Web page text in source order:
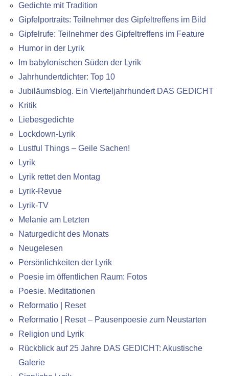
Gedichte mit Tradition
Gipfelportraits: Teilnehmer des Gipfeltreffens im Bild
Gipfelrufe: Teilnehmer des Gipfeltreffens im Feature
Humor in der Lyrik
Im babylonischen Süden der Lyrik
Jahrhundertdichter: Top 10
Jubiläumsblog. Ein Vierteljahrhundert DAS GEDICHT
Kritik
Liebesgedichte
Lockdown-Lyrik
Lustful Things – Geile Sachen!
Lyrik
Lyrik rettet den Montag
Lyrik-Revue
Lyrik-TV
Melanie am Letzten
Naturgedicht des Monats
Neugelesen
Persönlichkeiten der Lyrik
Poesie im öffentlichen Raum: Fotos
Poesie. Meditationen
Reformatio | Reset
Reformatio | Reset – Pausenpoesie zum Neustarten
Religion und Lyrik
Rückblick auf 25 Jahre DAS GEDICHT: Akustische
Galerie